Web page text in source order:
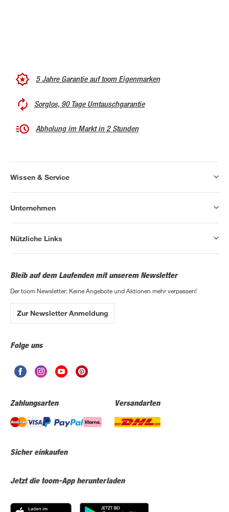
5 Jahre Garantie auf toom Eigenmarken
Sorglos, 90 Tage Umtauschgarantie
Abholung im Markt in 2 Stunden
Wissen & Service
Unternehmen
Nützliche Links
Bleib auf dem Laufenden mit unserem Newsletter
Der toom Newsletter: Keine Angebote und Aktionen mehr verpassen!
Zur Newsletter Anmeldung
Folge uns
Zahlungsarten Versandarten
Sicher einkaufen
Jetzt die toom-App herunterladen